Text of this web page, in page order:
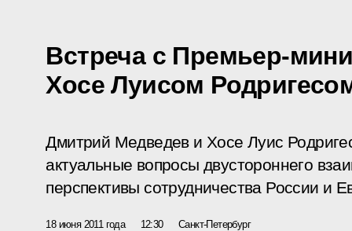
Встреча с Премьер-
Хосе Луисом
Дмитрий Медведев и Хосе Луис
актуальные вопросы двустороннего
перспективы сотрудничества России и
18 июня 2011 года 12:30 Санкт-Петербург